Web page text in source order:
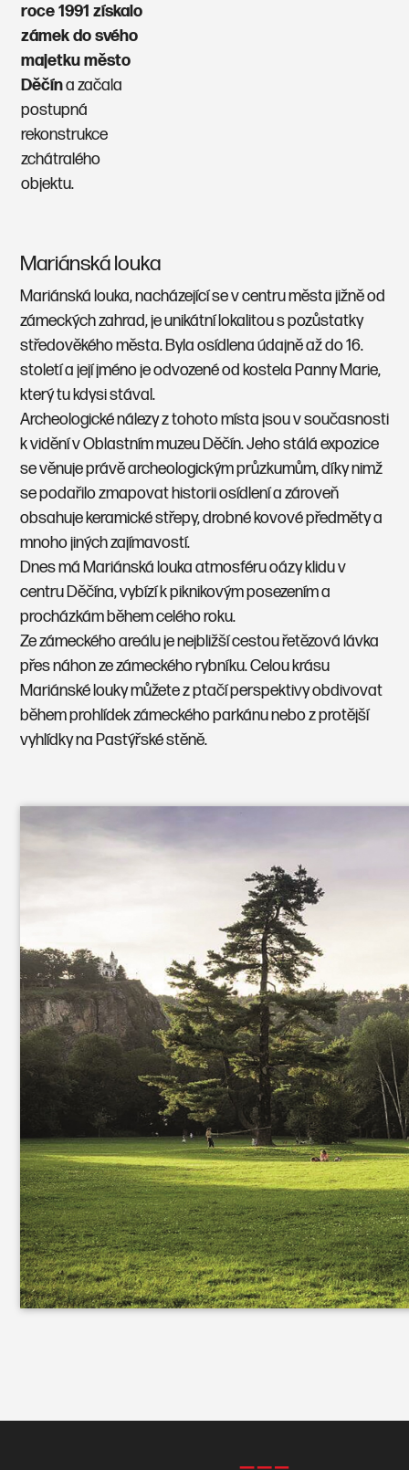
roce 1991 získalo
zámek do svého
majetku město
Děčína začala
postupná
rekonstrukce
zchátralého
objektu.
Mariánská louka
Mariánská louka, nacházející se v centru města jižně od
zámeckých zahrad, je unikátní lokalitou s pozůstatky
středověkého města. Byla osídlena údajně až do 16.
století a její jméno je odvozené od kostela Panny Marie,
který tu kdysi stával.
Archeologické nálezy z tohoto místa jsou v současnosti
k vidění v Oblastním muzeu Děčín. Jeho stálá expozice
se věnuje právě archeologickým průzkumům, díky nimž
se podařilo zmapovat historii osídlení a zároveň
obsahuje keramické střepy, drobné kovové předměty a
mnoho jiných zajímavostí.
Dnes má Mariánská louka atmosféru oázy klidu v
centru Děčína, vybízí k piknikovým posezením a
procházkám během celého roku.
Ze zámeckého areálu je nejbližší cestou řetězová lávka
přes náhon ze zámeckého rybníku. Celou krásu
Mariánské louky můžete z ptačí perspektivy obdivovat
během prohlídek zámeckého parkánu nebo z protější
vyhlídky na Pastýřské stěně.